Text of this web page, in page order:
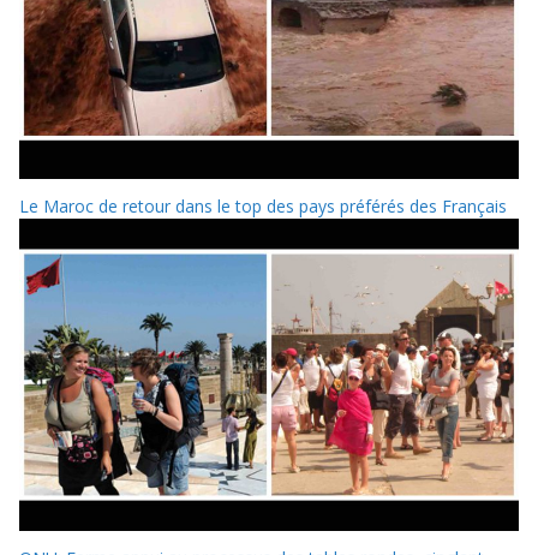
Le Maroc de retour dans le top des pays préférés des Français